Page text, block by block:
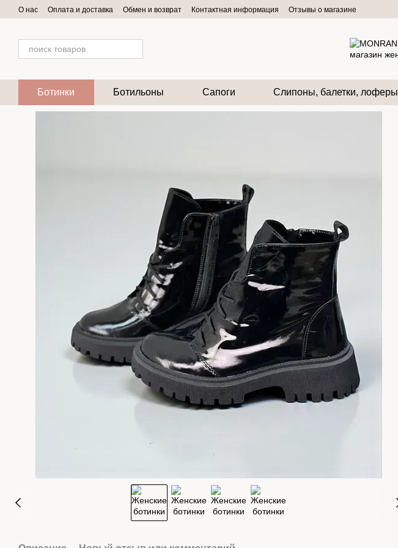
Перейти к основному контенту
О нас Оплата и доставка Обмен и возврат Контактная информация Отзывы о магазине
Ботинки Ботильоны Сапоги Слипоны, балетки, лоферы